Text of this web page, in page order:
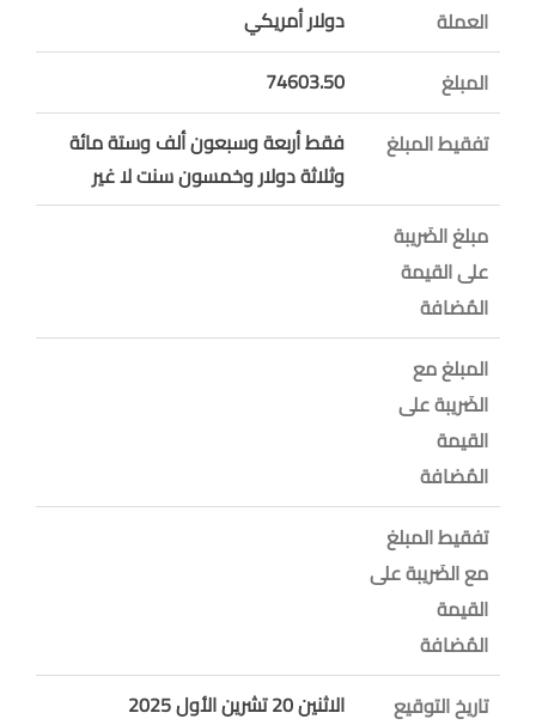
العملة
دولار أمريكي
المبلغ
74603.50
تفقيط المبلغ
فقط أربعة وسبعون ألف وستة مائة
وثلاثة دولار وخمسون سنت لا غير
مبلغ الضَريبة
على القيمة
المُضافة
المبلغ مع
الضَريبة على
القيمة
المُضافة
تفقيط المبلغ
مع الضَريبة على
القيمة
المُضافة
تاريخ التوقيع
الاثنين 20 تشرين الأول 2025